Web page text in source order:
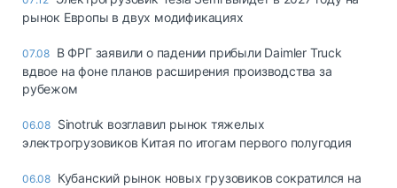
рынок Европы в двух модификациях
07.08 В ФРГ заявили о падении прибыли Daimler Truck
вдвое на фоне планов расширения производства за
рубежом
06.08 Sinotruk возглавил рынок тяжелых
электрогрузовиков Китая по итогам первого полугодия
06.08 Кубанский рынок новых грузовиков сократился на